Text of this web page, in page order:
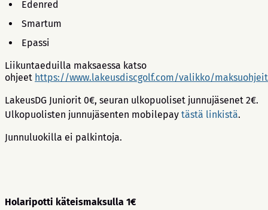
Edenred
Smartum
Epassi
Liikuntaeduilla maksaessa katso
ohjeet https://www.lakeusdiscgolf.com/valikko/
LakeusDG Juniorit 0€, seuran ulkopuoliset junnujäsenet 2€.
Ulkopuolisten junnujäsenten mobilepay tästä linkistä.
Junnuluokilla ei palkintoja.
Holaripotti käteismaksulla 1€